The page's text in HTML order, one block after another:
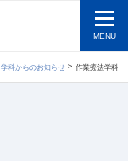
MENU
学科からのお知らせ 作業療法学科「